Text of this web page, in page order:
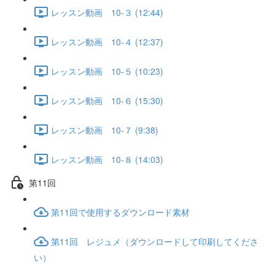
レッスン動画 10-３ (12:44)
レッスン動画 10-４ (12:37)
レッスン動画 10-５ (10:23)
レッスン動画 10-６ (15:30)
レッスン動画 10-７ (9:38)
レッスン動画 10-８ (14:03)
第11回
第11回で使用するダウンロード素材
第11回 レジュメ（ダウンロードして印刷してくださ
い）